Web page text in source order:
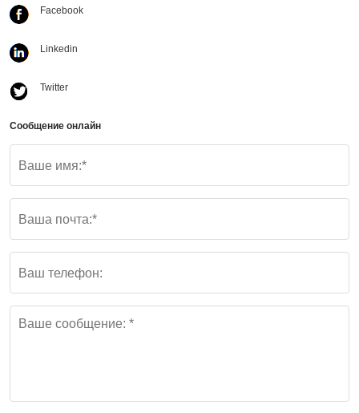
Facebook
Linkedin
Twitter
Сообщение онлайн